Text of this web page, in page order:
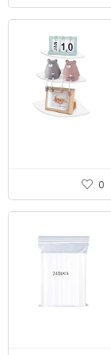
0